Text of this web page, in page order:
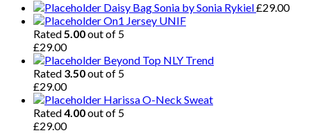
Daisy Bag Sonia by Sonia Rykiel£29.00
On1 Jersey UNIF
Rated 5.00out of 5
£29.00
Beyond Top NLY Trend
Rated 3.50out of 5
£29.00
Harissa O-Neck Sweat
Rated4.00out of 5
£29.00